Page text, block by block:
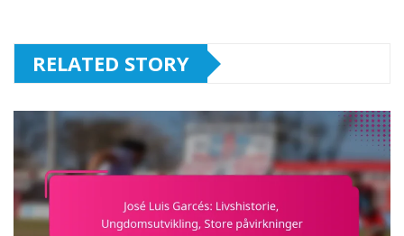
RELATED STORY